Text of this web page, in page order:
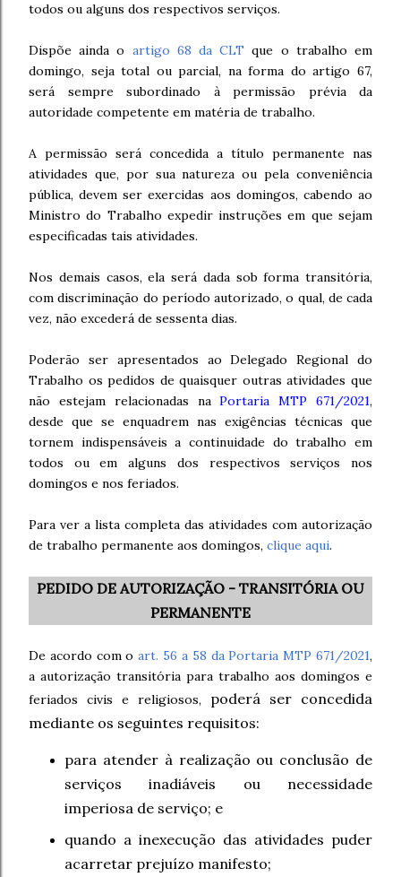
todos ou alguns dos respectivos serviços.
Dispõe ainda o artigo 68 da CLT que o trabalho em
domingo, seja total ou parcial, na forma do artigo 67,
será sempre subordinado à permissão prévia da
autoridade competente em matéria de trabalho.
A permissão será concedida a título permanente nas
atividades que, por sua natureza ou pela conveniência
pública, devem ser exercidas aos domingos, cabendo ao
Ministro do Trabalho expedir instruções em que sejam
especificadas tais atividades.
Nos demais casos, ela será dada sob forma transitória,
com discriminação do período autorizado, o qual, de cada
vez, não excederá de sessenta dias.
Poderão ser apresentados ao Delegado Regional do
Trabalho os pedidos de quaisquer outras atividades que
não estejam relacionadas naPortaria MTP 671/2021,
desde que se enquadrem nas exigências técnicas que
tornem indispensáveis a continuidade do trabalho em
todos ou em alguns dos respectivos serviços nos
domingos e nos feriados.
Para ver a lista completa das atividades com autorização
de trabalho permanente aos domingos, clique aqui.
PEDIDO DE AUTORIZAÇÃO - TRANSITÓRIA OU
PERMANENTE
De acordo com oart. 56 a 58 da Portaria MTP 671/2021,
a autorização transitória para trabalho aos domingos e
feriados civis e religiosos, poderá ser concedida
mediante os seguintes requisitos:
para atender à realização ou conclusão de
serviços inadiáveis ou necessidade
imperiosa de serviço; e
quando a inexecução das atividades puder
acarretar prejuízo manifesto;